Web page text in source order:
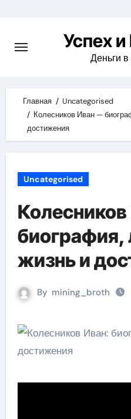
content
Успех
Деньги
Главная
Uncategorised
Колесников Иван —
достижения
Uncategorised
биография,
жизнь и
By mining_broth